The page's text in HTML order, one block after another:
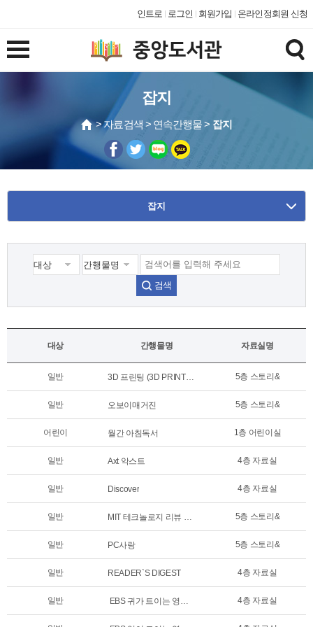
인트로 로그인 회원가입 온라인정회원 신청
잡지
> 자료검색 > 연속간행물 > 잡지
잡지
검색
대상 간행물명 자료실명
일반 3D 프린팅 (3D PRINTING ) 5층 스토리&
일반 오보이매거진 5층 스토리&
어린이 월간 아침독서 1층 어린이실
일반 Axt 악스트 4층 자료실
일반 Discover 4층 자료실
일반 MIT 테크놀로지 리뷰 코리아 5층 스토리&
일반 PC사랑 5층 스토리&
일반 READER`S DIGEST 4층 자료실
일반 EBS 귀가 트이는 영어 [FM Radio] 4층 자료실